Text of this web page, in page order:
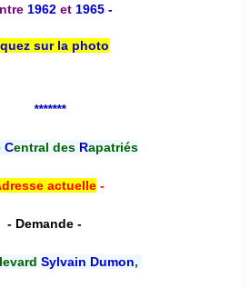
1962 et 1965 -
sur la photo
*******
Central desRapatriés
actuelle-
- Demande -
Sylvain Dumon,